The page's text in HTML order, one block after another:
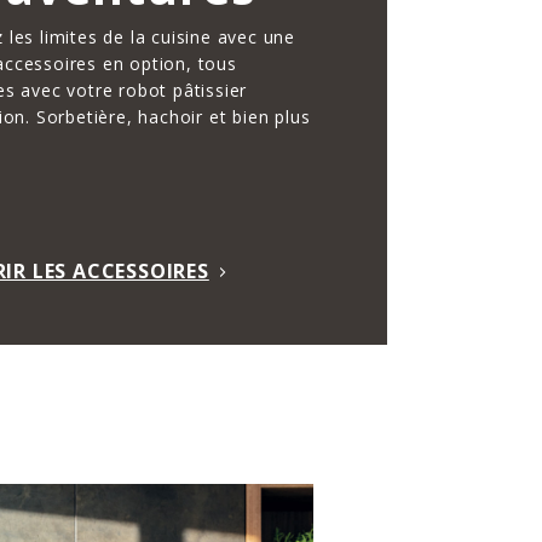
les limites de la cuisine avec une
en option, tous
avec votre robot pâtissier
Sorbetière, hachoir et bien plus
LES ACCESSOIRES